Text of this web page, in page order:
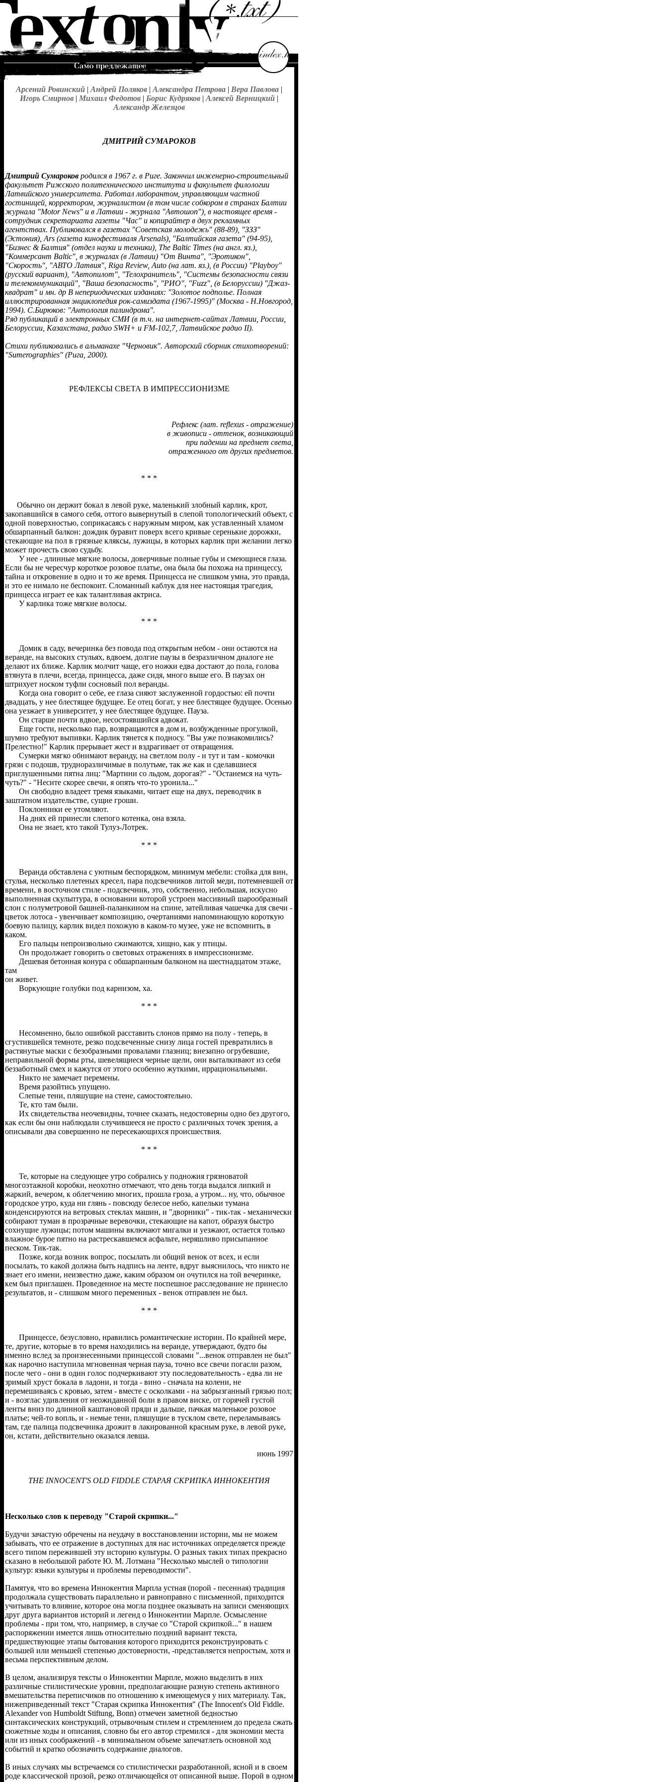
Арсений Ровинский | Андрей Поляков | Александра Петрова | Вера Павлова |
Игорь Смирнов | Михаил Федотов | Борис Кудряков | Алексей Верницкий |
Александр Железцов
ДМИТРИЙ СУМАРОКОВ
Дмитрий Сумароков родился в 1967 г. в Риге. Закончил инженерно-строительный
факультет Рижского политехнического института и факультет филологии
Латвийского университета. Работал лаборантом, управляющим частной
гостиницей, корректором, журналистом (в том числе собкором в странах Балтии
журнала "Motor News" и в Латвии - журнала "Автошоп"), в настоящее время -
сотрудник секретариата газеты "Час" и копирайтер в двух рекламных
агентствах. Публиковался в газетах "Советская молодежь" (88-89), "ЗЗЗ"
(Эстония), Ars (газета кинофестиваля Arsenals), "Балтийская газета" (94-95),
"Бизнес & Балтия" (отдел науки и техники), The Baltic Times (на англ. яз.),
"Коммерсант Baltic", в журналах (в Латвии) "От Винта", "Эротикон",
"Скорость", "АВТО Латвия", Riga Review, Auto (на лат. яз.), (в России) "Playboy"
(русский вариант), "Автопилот", "Телохранитель", "Системы безопасности связи
и телекоммуникаций", "Ваша безопасность", "РИО", "Fuzz", (в Белоруссии) "Джаз-
квадрат" и мн. др В непериодических изданиях: "Золотое подполье. Полная
иллюстрированная энциклопедия рок-самиздата (1967-1995)" (Москва - Н.Новгород,
1994). С.Бирюков: "Антология палиндрома".
Ряд публикаций в электронных СМИ (в т.ч. на интернет-сайтах Латвии, России,
Белоруссии, Казахстана, радио SWH+ и FM-102,7, Латвийское радио II).
Стихи публиковались в альманахе "Черновик". Авторский сборник стихотворений:
"Sumerographies" (Рига, 2000).
РЕФЛЕКСЫ СВЕТА В ИМПРЕССИОНИЗМЕ
Рефлекс (лат. reflexus - отражение)
в живописи - оттенок, возникающий
при падении на предмет света,
отраженного от других предметов.
* * *
Обычно он держит бокал в левой руке, маленький злобный карлик, крот,
закопавшийся в самого себя, оттого вывернутый в слепой топологический объект, с
одной поверхностью, соприкасаясь с наружным миром, как уставленный хламом
обшарпанный балкон: дождик буравит поверх всего кривые серенькие дорожки,
стекающие на пол в грязные кляксы, лужицы, в которых карлик при желании легко
может прочесть свою судьбу.
У нее - длинные мягкие волосы, доверчивые полные губы и смеющиеся глаза.
Если бы не чересчур короткое розовое платье, она была бы похожа на принцессу,
тайна и откровение в одно и то же время. Принцесса не слишком умна, это правда,
и это ее нимало не беспокоит. Сломанный каблук для нее настоящая трагедия,
принцесса играет ее как талантливая актриса.
У карлика тоже мягкие волосы.
* * *
Домик в саду, вечеринка без повода под открытым небом - они остаются на
веранде, на высоких стульях, вдвоем, долгие паузы в безразличном диалоге не
делают их ближе. Карлик молчит чаще, его ножки едва достают до пола, голова
втянута в плечи, всегда, принцесса, даже сидя, много выше его. В паузах он
штрихует носком туфли сосновый пол веранды.
Когда она говорит о себе, ее глаза сияют заслуженной гордостью: ей почти
двадцать, у нее блестящее будущее. Ее отец богат, у нее блестящее будущее. Осенью
она уезжает в университет, у нее блестящее будущее. Пауза.
Он старше почти вдвое, несостоявшийся адвокат.
Еще гости, несколько пар, возвращаются в дом и, возбужденные прогулкой,
шумно требуют выпивки. Карлик тянется к подносу. "Вы уже познакомились?
Прелестно!" Карлик прерывает жест и вздрагивает от отвращения.
Сумерки мягко обнимают веранду, на светлом полу - и тут и там - комочки
грязи с подошв, трудноразличимые в полутьме, так же как и сделавшиеся
приглушенными пятна лиц: "Мартини со льдом, дорогая?" - "Останемся на чуть-
чуть?" - "Несите скорее свечи, я опять что-то уронила..."
Он свободно владеет тремя языками, читает еще на двух, переводчик в
заштатном издательстве, сущие гроши.
Поклонники ее утомляют.
На днях ей принесли слепого котенка, она взяла.
Она не знает, кто такой Тулуз-Лотрек.
* * *
Веранда обставлена с уютным беспорядком, минимум мебели: стойка для вин,
стулья, несколько плетеных кресел, пара подсвечников литой меди, потемневшей от
времени, в восточном стиле - подсвечник, это, собственно, небольшая, искусно
выполненная скульптура, в основании которой устроен массивный шарообразный
слон с полуметровой башней-паланкином на спине, затейливая чашечка для свечи -
цветок лотоса - увенчивает композицию, очертаниями напоминающую короткую
боевую палицу, карлик видел похожую в каком-то музее, уже не вспомнить, в
каком.
Его пальцы непроизвольно сжимаются, хищно, как у птицы.
Он продолжает говорить о световых отражениях в импрессионизме.
Дешевая бетонная конура с обшарпанным балконом на шестнадцатом этаже,
там
он живет.
Воркующие голубки под карнизом, ха.
* * *
Несомненно, было ошибкой расставить слонов прямо на полу - теперь, в
сгустившейся темноте, резко подсвеченные снизу лица гостей превратились в
растянутые маски с безобразными провалами глазниц; внезапно огрубевшие,
неправильной формы рты, шевелящиеся черные щели, они выталкивают из себя
беззаботный смех и кажутся от этого особенно жуткими, иррациональными.
Никто не замечает перемены.
Время разойтись упущено.
Слепые тени, пляшущие на стене, самостоятельно.
Те, кто там были.
Их свидетельства неочевидны, точнее сказать, недостоверны одно без другого,
как если бы они наблюдали случившееся не просто с различных точек зрения, а
описывали два совершенно не пересекающихся происшествия.
* * *
Те, которые на следующее утро собрались у подножия грязноватой
многоэтажной коробки, неохотно отмечают, что день тогда выдался липкий и
жаркий, вечером, к облегчению многих, прошла гроза, а утром... ну, что, обычное
городское утро, куда ни глянь - повсюду белесое небо, капельки тумана
конденсируются на ветровых стеклах машин, и "дворники" - тик-так - механически
собирают туман в прозрачные веревочки, стекающие на капот, образуя быстро
сохнущие лужицы; потом машины включают мигалки и уезжают, остается только
влажное бурое пятно на растрескавшемся асфальте, неряшливо присыпанное
песком. Тик-так.
Позже, когда возник вопрос, посылать ли общий венок от всех, и если
посылать, то какой должна быть надпись на ленте, вдруг выяснилось, что никто не
знает его имени, неизвестно даже, каким образом он очутился на той вечеринке,
кем был приглашен. Проведенное на месте поспешное расследование не принесло
результатов, и - слишком много переменных - венок отправлен не был.
* * *
Принцессе, безусловно, нравились романтические истории. По крайней мере,
те, другие, которые в то время находились на веранде, утверждают, будто бы
именно вслед за произнесенными принцессой словами "...венок отправлен не был"
как нарочно наступила мгновенная черная пауза, точно все свечи погасли разом,
после чего - они в один голос подчеркивают эту последовательность - едва ли не
зримый хруст бокала в ладони, и тогда - вино - сначала на колени, не
перемешиваясь с кровью, затем - вместе с осколками - на забрызганный грязью пол;
и - возглас удивления от неожиданной боли в правом виске, от горячей густой
ленты вниз по длинной каштановой пряди и дальше, пачкая маленькое розовое
платье; чей-то вопль, и - немые тени, пляшущие в тусклом свете, переламываясь
там, где палица подсвечника дрожит в лакированной красным руке, в левой руке,
он, кстати, действительно оказался левша.
июнь 1997
THE INNOCENT'S OLD FIDDLE СТАРАЯ СКРИПКА ИННОКЕНТИЯ
Несколько слов к переводу "Старой скрипки..."
Будучи зачастую обречены на неудачу в восстановлении истории, мы не можем
забывать, что ее отражение в доступных для нас источниках определяется прежде
всего типом пережившей эту историю культуры. О разных таких типах прекрасно
сказано в небольшой работе Ю. М. Лотмана "Несколько мыслей о типологии
культур: языки культуры и проблемы переводимости".
Памятуя, что во времена Иннокентия Марпла устная (порой - песенная) традиция
продолжала существовать параллельно и равноправно с письменной, приходится
учитывать то влияние, которое она могла позднее оказывать на записи сменяющих
друг друга вариантов историй и легенд о Иннокентии Марпле. Осмысление
проблемы - при том, что, например, в случае со "Старой скрипкой..." в нашем
распоряжении имеется лишь относительно поздний вариант текста,
предшествующие этапы бытования которого приходится реконструировать с
большей или меньшей степенью достоверности, -представляется непростым, хотя и
весьма перспективным делом.
В целом, анализируя тексты о Иннокентии Марпле, можно выделить в них
различные стилистические уровни, предполагающие разную степень активного
вмешательства переписчиков по отношению к имеющемуся у них материалу. Так,
нижеприведенный текст "Старая скрипка Иннокентия" (The Innocent's Old Fiddle.
Alexander von Humboldt Stiftung, Bonn) отмечен заметной бедностью
синтаксических конструкций, отрывочным стилем и стремлением до предела сжать
сюжетные ходы и описания, словно бы его автор стремился - для экономии места
или из иных соображений - в минимальном объеме запечатлеть основной ход
событий и кратко обозначить содержание диалогов.
В иных случаях мы встречаемся со стилистически разработанной, ясной и в своем
роде классической прозой, резко отличающейся от описанной выше. Порой в одном